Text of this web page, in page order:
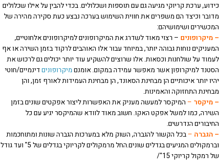
כידוע, ערכת קריוקי מגיעה גם עם תוספות ושכלולים. בכדי להבין על אילו שכלולים
מדובר וכיצד הם משפרים את חווית השימוש בערכה נבצע כעת סקירה מהירה של
המכשירים ושימושיהם:
– מיקרופונים – רצוי מאוד לשדרג את המיקרופונים למיקרופונים אלחוטיים,
המעניקים נוחות גבוהה יותר, במיוחד עבור אלו האוהבים לרקוד בזמן השירה או אף
לעמוד על שולחנות וכסאות. אלו שרוצים להשקיע עוד יותר יכולים גם לרכוש את
הסטנד למיקרופון אשר מאפשר עמידה במקום. אומנםמיקרופוניםדינמיים/חוטי
יהיו יותר איכותיים הן מבחינת הסאונד, הן מבחינת העמידות לאורף זמן, והן
מבחינת התחזוקה והאמינות.
– מיקסר – המיקסר למעשה מעניק את האפשרות ליצור אפקטים שונים בזמן
השירה, כמו למשל אפקט האקו. חשוב מאוד לוודא שהמיקסר יגיע עם כל
החיבורים הנדרשים.
– הגברה –בכל הקשור להגברה, השוק מלא במערכות הגברה שונות ומתוחכמות
וברמקולים המגיעים בגדלים שונים.החל מרמקולים לקריוקי בגדלים של 5" ועד גודל
של רמקול קריוקי 15"/